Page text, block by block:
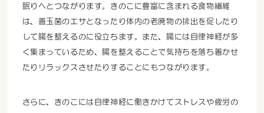
眠りへとつながります。きのこに豊富に含まれる食物繊維
は、善玉菌のエサとなったり体内の老廃物の排出を促したり
して腸を整えるのに役立ちます。また、腸には自律神経が多
く集まっているため、腸を整えることで気持ちを落ち着かせ
たりリラックスさせたりすることにもつながります。
さらに、きのこには自律神経に働きかけてストレスや疲労の